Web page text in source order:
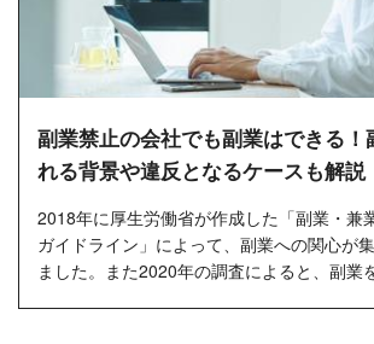
副業禁止の会社でも副業はできる！
れる背景や違反となるケースも解説
2018年に厚生労働省が作成した「副業・兼
ガイドライン」によって、副業への関心が
ました。また2020年の調査によると、副業